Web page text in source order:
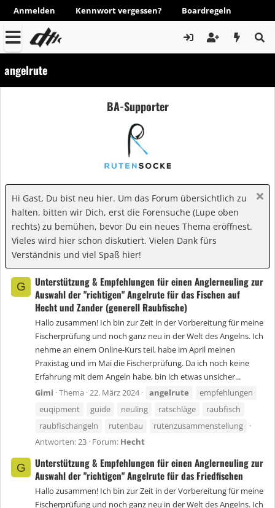
Anmelden Kennwort vergessen? Boardregeln
angelrute
BA-Supporter
Hi Gast, Du bist neu hier. Um das Forum übersichtlich zu
halten, bitten wir Dich, erst die Forensuche (Lupe oben
rechts) zu bemühen, bevor Du ein neues Thema eröffnest.
Vieles wird hier schon diskutiert. Vielen Dank fürs
Verständnis und viel Spaß hier!
G
Unterstützung & Empfehlungen für einen Anglerneuling zur
Auswahl der "richtigen" Angelrute für das Fischen auf
Hecht und Zander (generell Raubfische)
Hallo zusammen! Ich bin zur Zeit in der Vorbereitung für meine
Fischerprüfung und noch ganz neu in der Welt des Angelns. Ich
nehme an einem Online-Kurs teil, habe im April meinen
Praxistag und im Mai die Fischerprüfung. Da ich noch keine
Erfahrung mit dem Angeln habe, bin ich etwas unsicher...
Gimi Thema 22. März 2024 angelrute
empfehlungen
euqipment
guide neuling ratschläge
raubfisch
raubfischangeln
rutenbau
rutenzusammenstellung
Antworten: 23 Forum: Hecht
G
Unterstützung & Empfehlungen für einen Anglerneuling zur
Auswahl der "richtigen" Angelrute für das Friedfischen
Hallo zusammen! Ich bin zur Zeit in der Vorbereitung für meine
Fischerprüfung und noch ganz neu in der Welt des Angelns. Ich